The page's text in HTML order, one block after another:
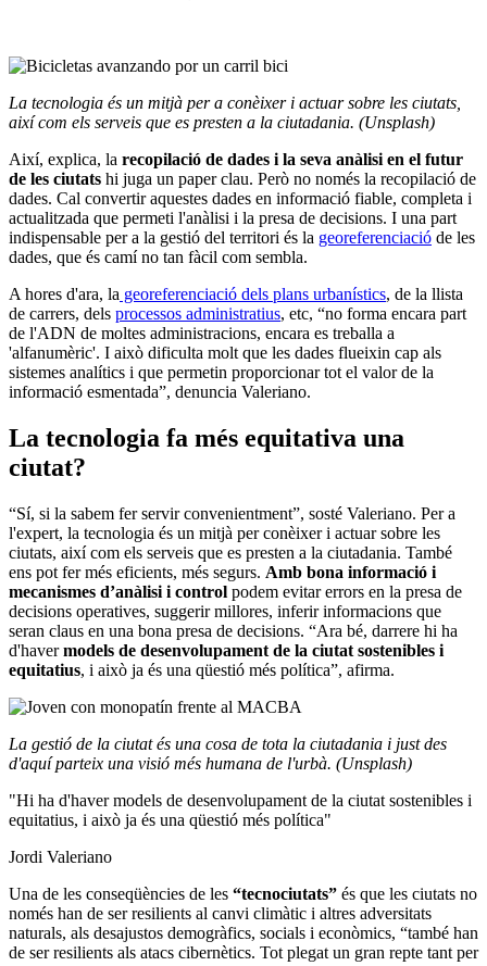
La tecnologia és un mitjà per a conèixer i actuar sobre les ciutats,
així com els serveis que es presten a la ciutadania. (Unsplash)
Així, explica, la recopilació de dades i la seva anàlisi en el futur
de les ciutats hi juga un paper clau. Però no només la recopilació de
dades. Cal convertir aquestes dades en informació fiable, completa i
actualitzada que permeti l'anàlisi i la presa de decisions. I una part
indispensable per a la gestió del territori és la georeferenciació de les
dades, que és camí no tan fàcil com sembla.
A hores d'ara, la georeferenciació dels plans urbanístics, de la llista
de carrers, dels processos administratius, etc, “no forma encara part
de l'ADN de moltes administracions, encara es treballa a
'alfanumèric'. I això dificulta molt que les dades flueixin cap als
sistemes analítics i que permetin proporcionar tot el valor de la
informació esmentada”, denuncia Valeriano.
La tecnologia fa més equitativa una
ciutat?
“Sí, si la sabem fer servir convenientment”, sosté Valeriano. Per a
l'expert, la tecnologia és un mitjà per conèixer i actuar sobre les
ciutats, així com els serveis que es presten a la ciutadania. També
ens pot fer més eficients, més segurs. Amb bona informació i
mecanismes d’anàlisi i control podem evitar errors en la presa de
decisions operatives, suggerir millores, inferir informacions que
seran claus en una bona presa de decisions. “Ara bé, darrere hi ha
d'havermodels de desenvolupament de la ciutat sostenibles i
equitatius, i això ja és una qüestió més política”, afirma.
La gestió de la ciutat és una cosa de tota la ciutadania i just des
d'aquí parteix una visió més humana de l'urbà. (Unsplash)
"Hi ha d'haver models de desenvolupament de la ciutat sostenibles i
equitatius, i això ja és una qüestió més política"
Jordi Valeriano
Una de les conseqüències de les “tecnociutats” és que les ciutats no
només han de ser resilients al canvi climàtic i altres adversitats
naturals, als desajustos demogràfics, socials i econòmics, “també han
de ser resilients als atacs cibernètics. Tot plegat un gran repte tant per